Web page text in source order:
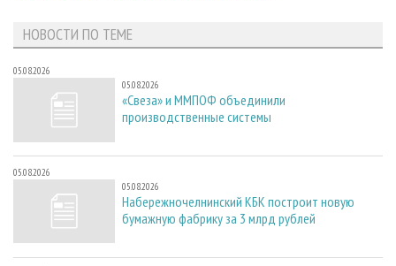
НОВОСТИ ПО ТЕМЕ
05.08.2026
05.08.2026
«Свеза» и ММПОФ объединили
производственные системы
05.08.2026
05.08.2026
Набережночелнинский КБК построит новую
бумажную фабрику за 3 млрд рублей